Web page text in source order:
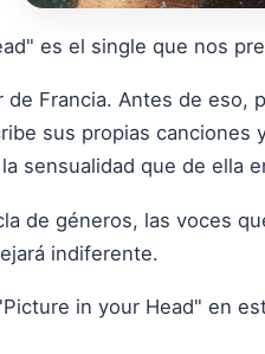
es el single que nos
de Francia. Antes de eso,
sus propias
sensualidad que de ella
de géneros, las voces
indiferente.
in your Head" en